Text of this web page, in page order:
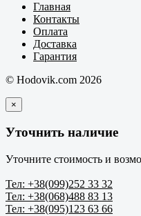
Главная
Контакты
Оплата
Доставка
Гарантия
© Hodovik.com 2026
×
Уточнить наличие
Уточните стоимость и
Тел: +38(099)252 33 32
Тел: +38(068)488 83 13
Тел: +38(095)123 63 66